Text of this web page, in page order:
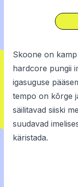
Skoone on
hardcore pungii
igasuguse
tempo on kõrge
säilitavad siiski
suudavad
käristada.